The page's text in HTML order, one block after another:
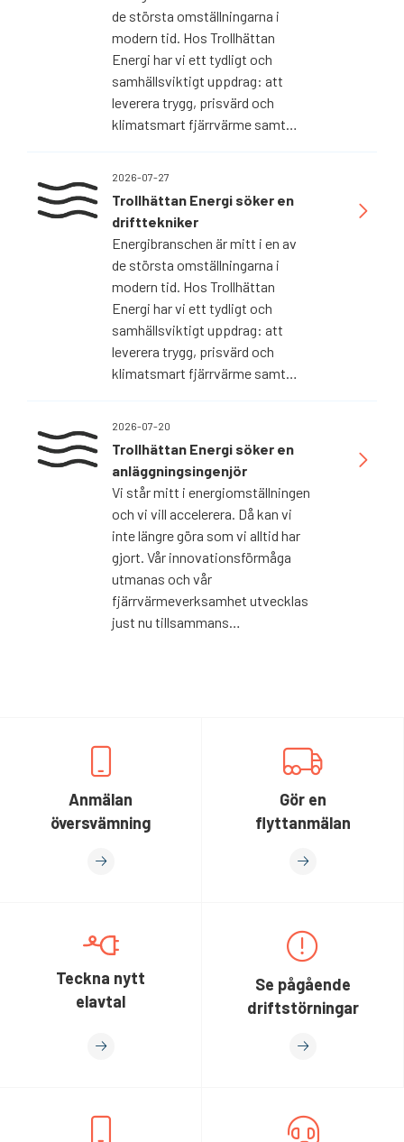
de största omställningarna i
modern tid. Hos Trollhättan
Energi har vi ett tydligt och
samhällsviktigt uppdrag: att
leverera trygg, prisvärd och
klimatsmart fjärrvärme samt…
2026-07-27
Trollhättan Energi söker en
drifttekniker
Energibranschen är mitt i en av
de största omställningarna i
modern tid. Hos Trollhättan
Energi har vi ett tydligt och
samhällsviktigt uppdrag: att
leverera trygg, prisvärd och
klimatsmart fjärrvärme samt…
2026-07-20
Trollhättan Energi söker en
anläggningsingenjör
Vi står mitt i energiomställningen
och vi vill accelerera. Då kan vi
inte längre göra som vi alltid har
gjort. Vår innovationsförmåga
utmanas och vår
fjärrvärmeverksamhet utvecklas
just nu tillsammans…
Anmälan
översvämning
Gör en
flyttanmälan
Teckna nytt
elavtal
Se pågående
driftstörningar